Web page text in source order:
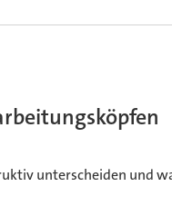
unterscheiden und